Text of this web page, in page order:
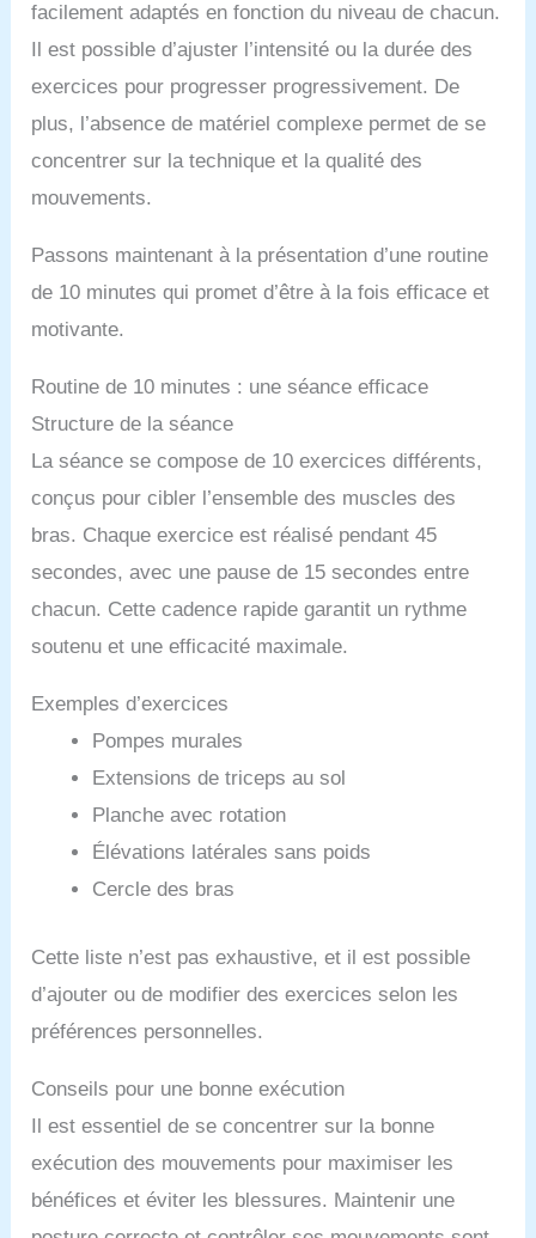
facilement adaptés en fonction du niveau de chacun.
Il est possible d’ajuster l’intensité ou la durée des
exercices pour progresser progressivement. De
plus, l’absence de matériel complexe permet de se
concentrer sur la technique et la qualité des
mouvements.
Passons maintenant à la présentation d’une routine
de 10 minutes qui promet d’être à la fois efficace et
motivante.
Routine de 10 minutes : une séance efficace
Structure de la séance
La séance se compose de 10 exercices différents,
conçus pour cibler l’ensemble des muscles des
bras. Chaque exercice est réalisé pendant 45
secondes, avec une pause de 15 secondes entre
chacun. Cette cadence rapide garantit un rythme
soutenu et une efficacité maximale.
Exemples d’exercices
Pompes murales
Extensions de triceps au sol
Planche avec rotation
Élévations latérales sans poids
Cercle des bras
Cette liste n’est pas exhaustive, et il est possible
d’ajouter ou de modifier des exercices selon les
préférences personnelles.
Conseils pour une bonne exécution
Il est essentiel de se concentrer sur la bonne
exécution des mouvements pour maximiser les
bénéfices et éviter les blessures. Maintenir une